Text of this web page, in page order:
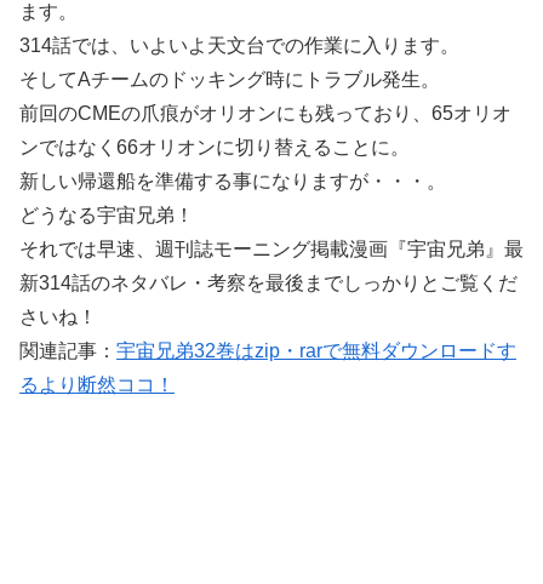
ます。
314話では、いよいよ天文台での作業に入ります。
そしてAチームのドッキング時にトラブル発生。
前回のCMEの爪痕がオリオンにも残っており、65オリオ
ンではなく66オリオンに切り替えることに。
新しい帰還船を準備する事になりますが・・・。
どうなる宇宙兄弟！
それでは早速、週刊誌モーニング掲載漫画『宇宙兄弟』最
新314話のネタバレ・考察を最後までしっかりとご覧くだ
さいね！
関連記事： 宇宙兄弟32巻はzip・rarで無料ダウンロードす
るより断然ココ！